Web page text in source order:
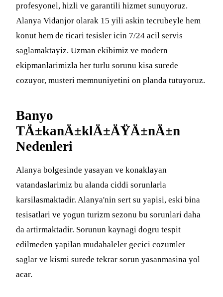
profesyonel, hizli ve garantili hizmet sunuyoruz.
Alanya Vidanjor olarak 15 yili askin tecrubeyle hem
konut hem de ticari tesisler icin 7/24 acil servis
saglamaktayiz. Uzman ekibimiz ve modern
ekipmanlarimizla her turlu sorunu kisa surede
cozuyor, musteri memnuniyetini on planda tutuyoruz.
Banyo
TÄ±kanÄ±klÄ±ÄŸÄ±nÄ±n
Nedenleri
Alanya bolgesinde yasayan ve konaklayan
vatandaslarimiz bu alanda ciddi sorunlarla
karsilasmaktadir. Alanya'nin sert su yapisi, eski bina
tesisatlari ve yogun turizm sezonu bu sorunlari daha
da artirmaktadir. Sorunun kaynagi dogru tespit
edilmeden yapilan mudahaleler gecici cozumler
saglar ve kismi surede tekrar sorun yasanmasina yol
acar.